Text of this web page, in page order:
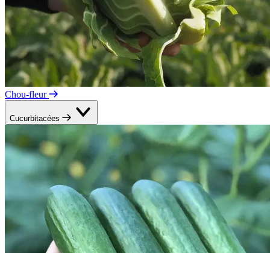
Chou-fleur
Cucurbitacées